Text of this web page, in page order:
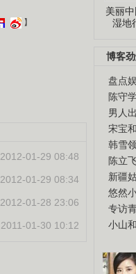
美丽中
湿地
博客
盘点
陈守
男人
宋宝和
韩雪
陈立
新疆
悠然
专访
小山
】
2012-01-29 08:48
2012-01-29 08:34
2012-01-28 23:06
2011-01-30 10:12